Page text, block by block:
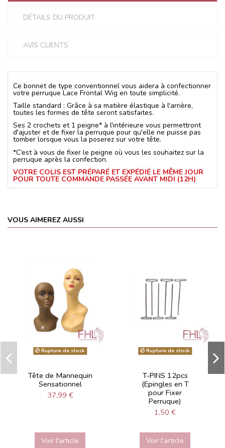
DÉTAILS DU PRODUIT
AVIS CLIENTS
Ce bonnet de type conventionnel vous aidera à confectionner
votre perruque Lace Frontal Wig en toute simplicité.
Taille standard : Grâce à sa matière élastique à l'arrière,
toutes les formes de tête seront satisfaites.
Ses 2 crochets et 1 peigne* à l'intérieure vous permettront
d'ajuster et de fixer la perruque pour qu'elle ne puisse pas
tomber lorsque vous la poserez sur votre tête.
*C’est à vous de fixer le peigne où vous les souhaitez sur la
perruque après la confection.
VOTRE COLIS EST PRÉPARÉ ET EXPÉDIÉ LE MÊME JOUR
POUR TOUTE COMMANDE PASSÉE AVANT MIDI (12H)
VOUS AIMEREZ AUSSI
Rupture de stock
Tête de Mannequin
Sensationnel
37,99 €
Voir l'article
Rupture de stock
T-PINS 12pcs
(Epingles en T
pour Fixer
Perruque)
1,50 €
Voir l'article